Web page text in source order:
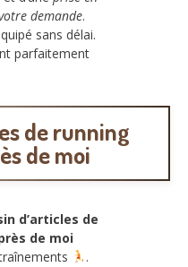
demande.
sans délai.
parfaitement
de running
de moi
d’articles de
de moi
.